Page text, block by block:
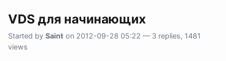
VDS для начинающих
Started by Saint on 2012-09-28 05:22 — 3 replies, 1481
views